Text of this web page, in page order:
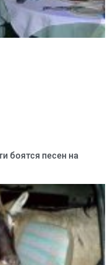
боятся песен на